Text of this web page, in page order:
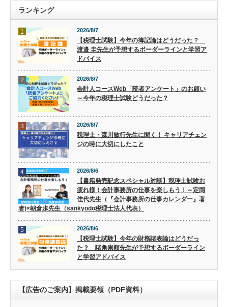
ランキング
1 2026/8/7
【税理士試験】今年の簿記論はどうだった？
渡邉 圭先生が予想するボーダーラインと学習ア
ドバイス
2 2026/8/7
会計人コースWeb「読者アンケート」のお願い
～今年の税理士試験どうだった？
3 2026/8/7
税理士・森川敏行先生に聞く！ キャリアチェン
ジの時に大切にしたこと
4 2026/8/6
【書籍発売記念スペシャル対談】税理士試験お
疲れ様！会計事務所の仕事を楽しもう！～定岡
佳代先生（『会計事務所の仕事カレンダー』著
者)×朝倉歩先生（sankyodo税理士法人代表）
5 2026/8/6
【税理士試験】今年の財務諸表論はどうだっ
た？ 諸角崇順先生が予想するボーダーライン
と学習アドバイス
【広告のご案内】掲載要領（PDF資料）